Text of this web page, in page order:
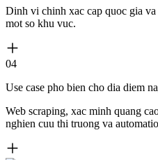
Dinh vi chinh xac cap quoc gia
mot so khu vuc.
04
Use case pho bien cho dia diem
Web scraping, xac minh quang
nghien cuu thi truong va